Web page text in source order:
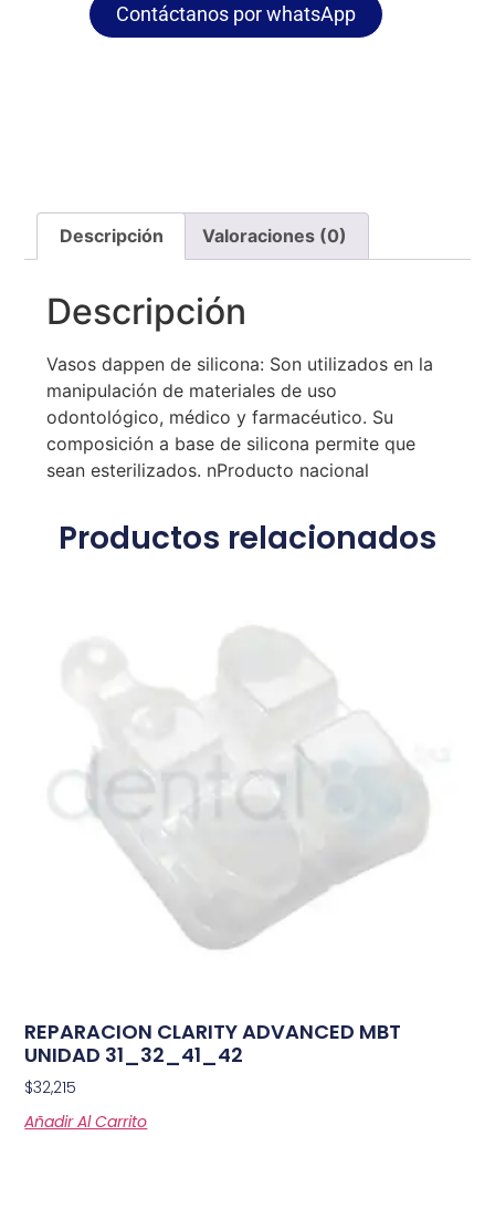
Contáctanos por whatsApp
Descripción Valoraciones (0)
Descripción
Vasos dappen de silicona: Son utilizados en la
manipulación de materiales de uso
odontológico, médico y farmacéutico. Su
composición a base de silicona permite que
sean esterilizados. nProducto nacional
Productos relacionados
REPARACION CLARITY ADVANCED MBT
UNIDAD 31_32_41_42
$32,215
Añadir Al Carrito